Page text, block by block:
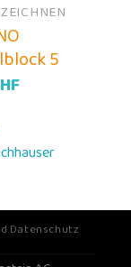
5
Datenschutz